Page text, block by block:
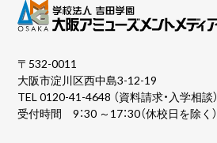
〒532-0011
大阪市淀川区西中島3-12-19
TEL0120-41-4648 （資料請求・入学相談）
受付時間 9：30 ～17：30（休校日を除く）